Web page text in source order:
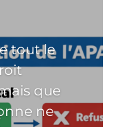
tout le
que
ne